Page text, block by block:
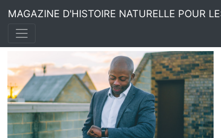
MAGAZINE D'HISTOIRE NATURELLE POUR